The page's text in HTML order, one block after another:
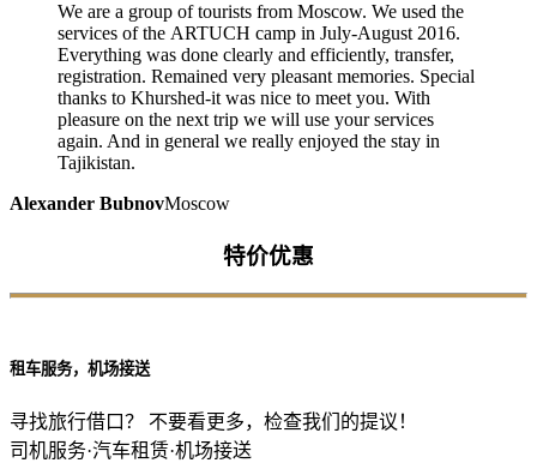
We are a group of tourists from Moscow. We used the
services of the ARTUCH camp in July-August 2016.
Everything was done clearly and efficiently, transfer,
registration. Remained very pleasant memories. Special
thanks to Khurshed-it was nice to meet you. With
pleasure on the next trip we will use your services
again. And in general we really enjoyed the stay in
Tajikistan.
Alexander BubnovMoscow
特价优惠
租车服务，机场接送
寻找旅行借口？ 不要看更多，检查我们的提议！
司机服务·汽车租赁·机场接送